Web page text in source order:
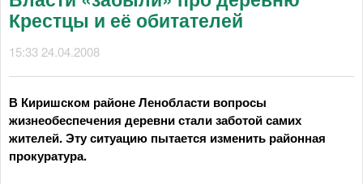
Крестцы и её обитателей
15:33 24.04.2008
В Киришском районе Ленобласти вопросы
жизнеобеспечения деревни стали заботой самих
жителей. Эту ситуацию пытается изменить районная
прокуратура.